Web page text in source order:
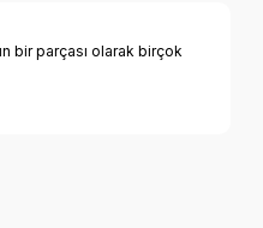
bir parçası olarak birçok